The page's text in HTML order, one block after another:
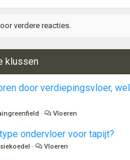
verdere reacties.
klussen
door verdiepingsvloer,
Vloeren
ondervloer voor tapijt?
Vloeren